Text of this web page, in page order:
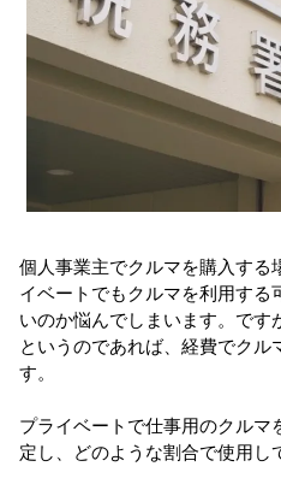
個人事業主でクルマを購入する
イベートでもクルマを利用する
いのか悩んでしまいます。です
というのであれば、経費でクル
す。
プライベートで仕事用のクルマ
定し、どのような割合で使用し